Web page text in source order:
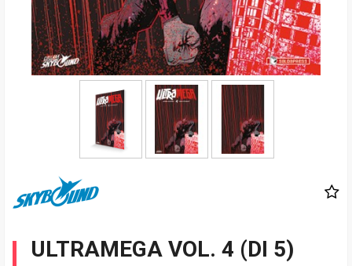
ULTRAMEGA VOL. 4 (DI 5)